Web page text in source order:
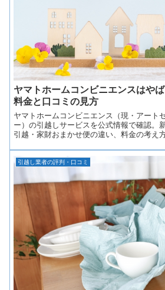
ヤマトホームコンビニエンスはや
料金と口コミの見方
ヤマトホームコンビニエンス（現・アート
ー）の引越しサービスを公式情報で確認。
引越・家財おまかせ便の違い、料金の考え
引越し業者の評判・口コミ